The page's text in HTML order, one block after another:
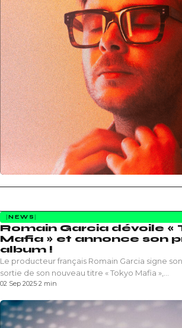
NEWS
Romain Garcia dévoile «
Mafia » et annonce son
album !
Le producteur français Romain Garcia signe
sortie de son nouveau titre « Tokyo Mafia »,…
02 Sep 2025·2 min